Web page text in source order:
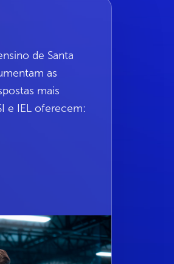
de Santa
as
mais
e IEL oferecem: